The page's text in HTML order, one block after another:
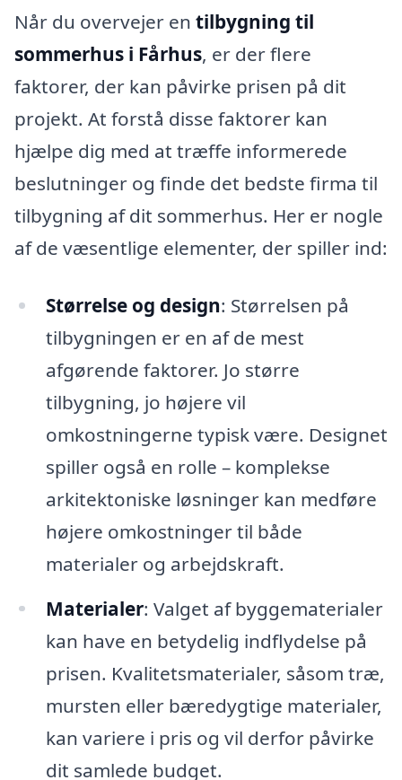
Når du overvejer en tilbygning til
sommerhus i Fårhus, er der flere
faktorer, der kan påvirke prisen på dit
projekt. At forstå disse faktorer kan
hjælpe dig med at træffe informerede
beslutninger og finde det bedste firma til
tilbygning af dit sommerhus. Her er nogle
af de væsentlige elementer, der spiller ind:
Størrelse og design: Størrelsen på
tilbygningen er en af de mest
afgørende faktorer. Jo større
tilbygning, jo højere vil
omkostningerne typisk være. Designet
spiller også en rolle – komplekse
arkitektoniske løsninger kan medføre
højere omkostninger til både
materialer og arbejdskraft.
Materialer: Valget af byggematerialer
kan have en betydelig indflydelse på
prisen. Kvalitetsmaterialer, såsom træ,
mursten eller bæredygtige materialer,
kan variere i pris og vil derfor påvirke
dit samlede budget.